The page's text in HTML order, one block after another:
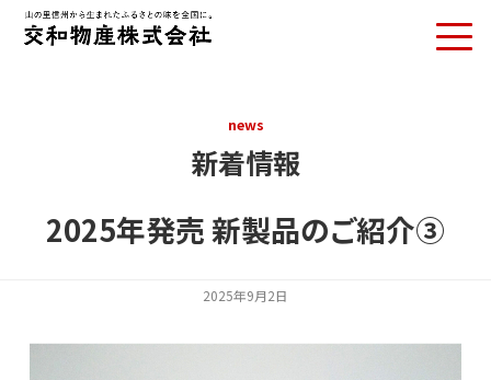
news
新着情報
2025年発売 新製品のご紹介③
2025年9月2日